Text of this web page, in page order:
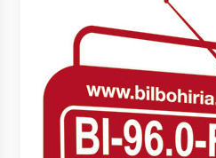
2026/07/03
SOINUGELA:
lan berriak
2026/07/03
MUSIBLA #297:
Tiga, Twisted